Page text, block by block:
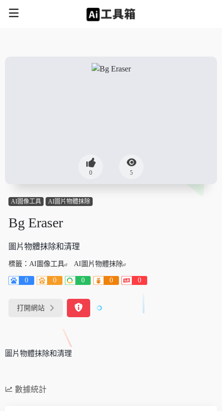
0 5
AI圖像工具 AI圖片物體抹除
Bg Eraser
圖片物體抹除和清理
標籤： AI圖像工具 AI圖片物體抹除
0 0 0 0 0
打開網站
圖片物體抹除和清理
數據統計